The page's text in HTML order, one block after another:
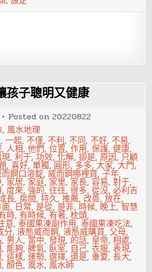
孩子聰明又健康
Posted on20220822
, 風水地理
,一起,不僅,不利,不同,不好,不易,
,人相,他們,位置,作用,保護,健康,
現,利于,功效,化解,卻是,原因, 只顧
,喜好,單獨, 圓形, 多多,大家,大門,
鋼口溶錠,威而鋼哪裡買,子年,
, 家居, 家庭, 家里, 家長,容易,對于,
,度來,強的,往往,很多,從沒,必利吉
長,房間,持久,推薦, 改善,放在,
面, 日常,是從,是非, 時候, 晚上,智慧
時,有時候,有著,枕頭,
意,泰國果凍副作用,泰國果凍吃法,
分,液態威而鋼,液態威購買,父母,
, 男人, 當中,發現, 的話, 皇帝,相處,
, 能夠,脾氣, 臥室, 自己,衣服,表現,
,這樣,運勢,選擇,還是,重要,長大,
,顏色, 風水, 風水師